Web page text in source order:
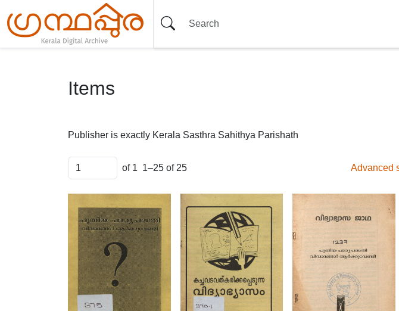
Items
Publisher is exactly Kerala Sasthra Sahithya Parishath
of 1 1–25 of 25 Advanced